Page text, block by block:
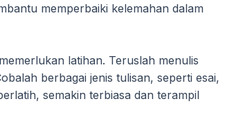
memperbaiki kelemahan dalam
latihan. Teruslah menulis
berbagai jenis tulisan, seperti esai,
semakin terbiasa dan terampil